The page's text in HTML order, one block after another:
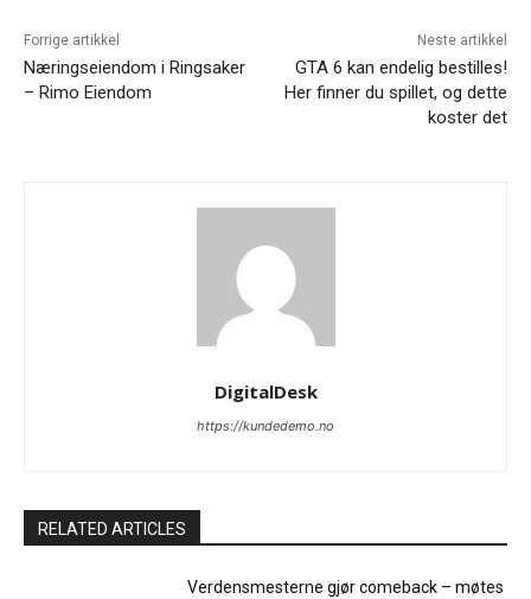
Forrige artikkel
Næringseiendom i Ringsaker
– Rimo Eiendom
Neste artikkel
GTA 6 kan endelig bestilles!
Her finner du spillet, og dette
koster det
DigitalDesk
https://kundedemo.no
RELATED ARTICLES
Verdensmesterne gjør comeback – møtes